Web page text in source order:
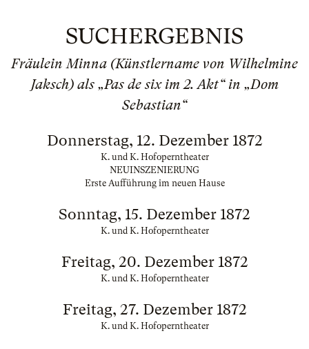
SUCHERGEBNIS
Fräulein Minna (Künstlername von Wilhelmine
Jaksch) als „Pas de six im 2. Akt“ in „Dom
Sebastian“
Donnerstag, 12. Dezember 1872
K. und K. Hofoperntheater
NEUINSZENIERUNG
Erste Aufführung im neuen Hause
Sonntag, 15. Dezember 1872
K. und K. Hofoperntheater
Freitag, 20. Dezember 1872
K. und K. Hofoperntheater
Freitag, 27. Dezember 1872
K. und K. Hofoperntheater